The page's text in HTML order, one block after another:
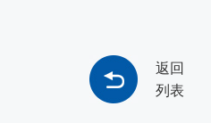
返回
列表